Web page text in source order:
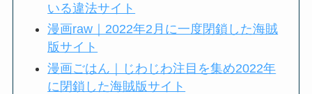
いる違法サイト
漫画raw｜2022年2月に一度閉鎖した海賊
版サイト
漫画ごはん｜じわじわ注目を集め2022年
に閉鎖した海賊版サイト